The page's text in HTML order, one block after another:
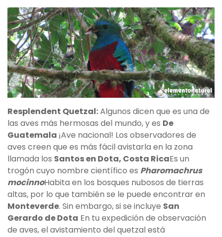
Resplendent Quetzal:Algunos dicen que es una de
las aves más hermosas del mundo, y es De
Guatemala ¡Ave nacional! Los observadores de
aves creen que es más fácil avistarla en la zona
llamada los Santos en Dota, Costa RicaEs un
trogón cuyo nombre científico es Pharomachrus
mocinnoHabita en los bosques nubosos de tierras
altas, por lo que también se le puede encontrar en
Monteverde. Sin embargo, si se incluye San
Gerardo de Dota En tu expedición de observación
de aves, el avistamiento del quetzal está